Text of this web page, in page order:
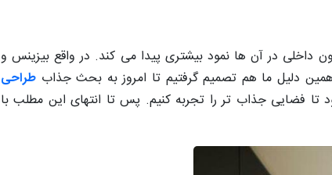
در آن ها نمود بیشتری پیدا می کند. در واقع بیزینس و
دلیل ما هم تصمیم گرفتیم تا امروز به بحث جذاب طراحی
تا فضایی جذاب تر را تجربه کنیم. پس تا انتهای این مطلب با